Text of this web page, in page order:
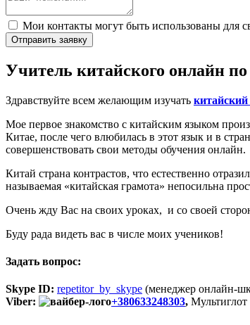
Мои контакты могут быть использованы для
Отправить заявку
Учитель китайского онлайн
Здравствуйте всем желающим изучать
Мое первое знакомство с китайским языком
Китае, после чего влюбилась в этот язык и в
совершенствовать свои методы обучения онлайн.
Китай страна контрастов, что естественно
называемая «китайская грамота» непосильна
Очень жду Вас на своих уроках, и со своей
Буду рада видеть вас в числе моих учеников!
Задать вопрос:
Skype ID: repetitor_by_skype (менеджер онлайн-
Viber:
+380633248303, Мультиглот